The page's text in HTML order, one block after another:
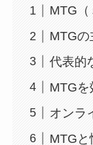
MTG
MTGの
代表的
MTGを
オンラ
MTGと